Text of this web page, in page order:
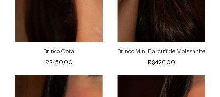
Brinco Gota
R$450,00
Brinco Mini Earcuff de Moissanite
R$420,00